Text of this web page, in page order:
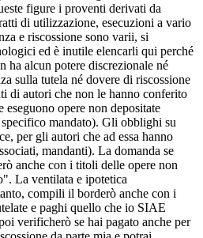
figure i proventi derivati da
di utilizzazione, esecuzioni a vario
e riscossione sono varii, si
ed è inutile elencarli qui perché
ha alcun potere discrezionale né
sulla tutela né dovere di riscossione
di autori che non le hanno conferito
eseguono opere non depositate
mandato). Gli obblighi su
per gli autori che ad essa hanno
mandanti). La domanda se
anche con i titoli delle opere non
La ventilata e ipotetica
compili il borderò anche con i
e paghi quello che io SIAE
verificherò se hai pagato anche per